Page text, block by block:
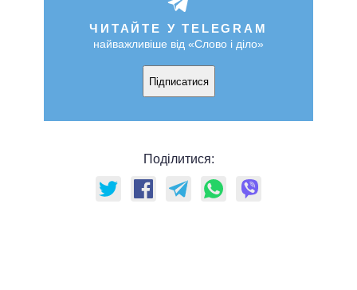
ЧИТАЙТЕ У TELEGRAM
найважливіше від «Слово і діло»
Підписатися
Поділитися: